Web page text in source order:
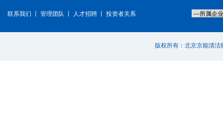
联系我们 管理团队 人才招聘 投资者关系
版权所有：北京京能清